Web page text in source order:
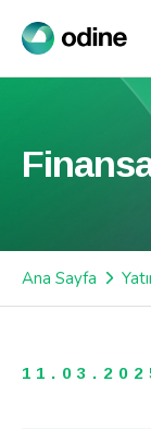
Ana Sayfa